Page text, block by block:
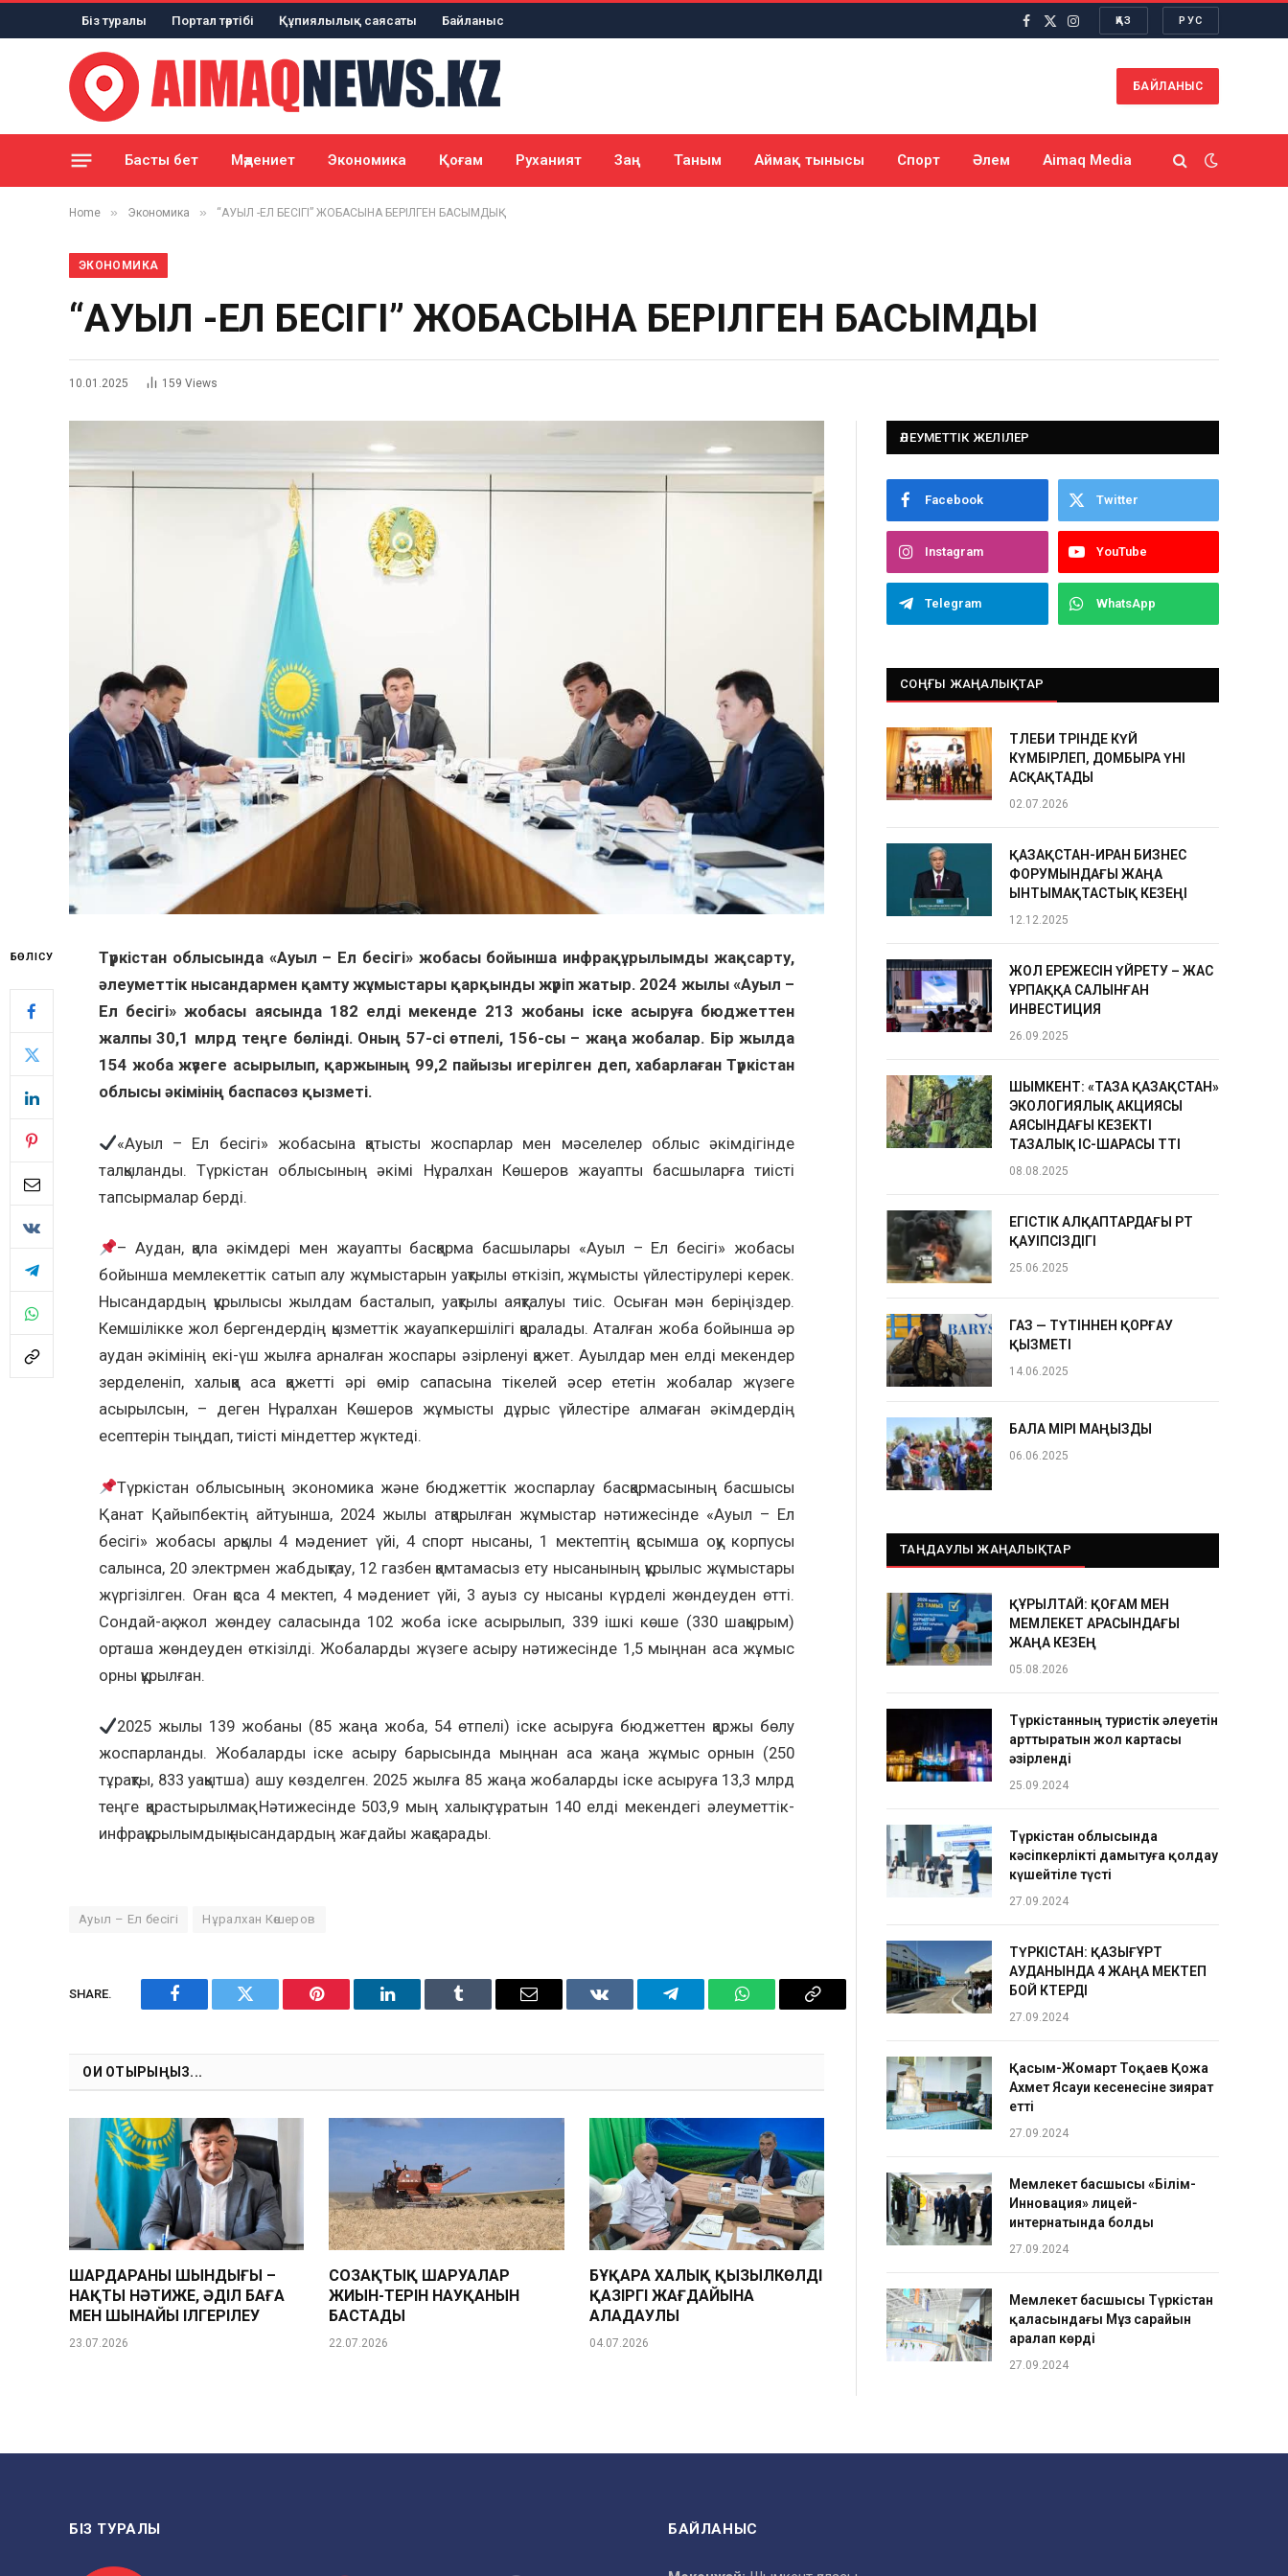
Біз туралы Портал тәртібі Құпиялылық саясаты Байланыс
Facebook
X
Instagram
ҚАЗ РУС
БАЙЛАНЫС
Басты бет Мәдениет Экономика Қоғам Руханият Заң Таным Аймақ тынысы Спорт Әлем Aimaq Media
Home » Экономика » “АУЫЛ -ЕЛ БЕСІГІ” ЖОБАСЫНА БЕРІЛГЕН БАСЫМДЫҚ
ЭКОНОМИКА
“АУЫЛ -ЕЛ БЕСІГІ” ЖОБАСЫНА БЕРІЛГЕН БАСЫМДЫҚ
10.01.2025 159 Views
БӨЛІСУ
Түркістан облысында «Ауыл – Ел бесігі» жобасы бойынша инфрақұрылымды жақсарту,
әлеуметтік нысандармен қамту жұмыстары қарқынды жүріп жатыр. 2024 жылы «Ауыл –
Ел бесігі» жобасы аясында 182 елді мекенде 213 жобаны іске асыруға бюджеттен
жалпы 30,1 млрд теңге бөлінді. Оның 57-сі өтпелі, 156-сы – жаңа жобалар. Бір жылда
154 жоба жүзеге асырылып, қаржының 99,2 пайызы игерілген деп, хабарлаған Түркістан
облысы әкімінің баспасөз қызметі.
«Ауыл – Ел бесігі» жобасына қатысты жоспарлар мен мәселелер облыс әкімдігінде
талқыланды. Түркістан облысының әкімі Нұралхан Көшеров жауапты басшыларға тиісті
тапсырмалар берді.
– Аудан, қала әкімдері мен жауапты басқарма басшылары «Ауыл – Ел бесігі» жобасы
бойынша мемлекеттік сатып алу жұмыстарын уақтылы өткізіп, жұмысты үйлестірулері керек.
Нысандардың құрылысы жылдам басталып, уақтылы аяқталуы тиіс. Осыған мән беріңіздер.
Кемшілікке жол бергендердің қызметтік жауапкершілігі қаралады. Аталған жоба бойынша әр
аудан әкімінің екі-үш жылға арналған жоспары әзірленуі қажет. Ауылдар мен елді мекендер
зерделеніп, халыққа аса қажетті әрі өмір сапасына тікелей әсер ететін жобалар жүзеге
асырылсын, – деген Нұралхан Көшеров жұмысты дұрыс үйлестіре алмаған әкімдердің
есептерін тыңдап, тиісті міндеттер жүктеді.
Түркістан облысының экономика және бюджеттік жоспарлау басқармасының басшысы
Қанат Қайыпбектің айтуынша, 2024 жылы атқарылған жұмыстар нәтижесінде «Ауыл – Ел
бесігі» жобасы арқылы 4 мәдениет үйі, 4 спорт нысаны, 1 мектептің қосымша оқу корпусы
салынса, 20 электрмен жабдықтау, 12 газбен қамтамасыз ету нысанының құрылыс жұмыстары
жүргізілген. Оған қоса 4 мектеп, 4 мәдениет үйі, 3 ауыз су нысаны күрделі жөндеуден өтті.
Сондай-ақ жол жөндеу саласында 102 жоба іске асырылып, 339 ішкі көше (330 шақырым)
орташа жөндеуден өткізілді. Жобаларды жүзеге асыру нәтижесінде 1,5 мыңнан аса жұмыс
орны құрылған.
2025 жылы 139 жобаны (85 жаңа жоба, 54 өтпелі) іске асыруға бюджеттен қаржы бөлу
жоспарланды. Жобаларды іске асыру барысында мыңнан аса жаңа жұмыс орнын (250
тұрақты, 833 уақытша) ашу көзделген. 2025 жылға 85 жаңа жобаларды іске асыруға 13,3 млрд
теңге қарастырылмақ. Нәтижесінде 503,9 мың халық тұратын 140 елді мекендегі әлеуметтік-
инфрақұрылымдық нысандардың жағдайы жақсарады.
Ауыл – Ел бесігі Нұралхан Көшеров
SHARE.
Facebook Twitter Pinterest LinkedIn Tumblr Email VKontakteTelegram WhatsAppCopy
ОҚИ ОТЫРЫҢЫЗ...
ШАРДАРАНЫҢ ШЫНДЫҒЫ –
НАҚТЫ НӘТИЖЕ, ӘДІЛ БАҒА
МЕН ШЫНАЙЫ ІЛГЕРІЛЕУ
23.07.2026
СОЗАҚТЫҚ ШАРУАЛАР
ЖИЫН-ТЕРІН НАУҚАНЫН
БАСТАДЫ
22.07.2026
БҰҚАРА ХАЛЫҚ ҚЫЗЫЛКӨЛДІҢ
ҚАЗІРГІ ЖАҒДАЙЫНА
АЛАҢДАУЛЫ
04.07.2026
ӘЛЕУМЕТТІК ЖЕЛІЛЕР
Facebook Twitter
Instagram YouTube
Telegram WhatsApp
СОҢҒЫ ЖАҢАЛЫҚТАР
ТӨЛЕБИ ТӨРІНДЕ КҮЙ
КҮМБІРЛЕП, ДОМБЫРА ҮНІ
АСҚАҚТАДЫ
02.07.2026
ҚАЗАҚСТАН-ИРАН БИЗНЕС
ФОРУМЫНДАҒЫ ЖАҢА
ЫНТЫМАҚТАСТЫҚ КЕЗЕҢІ
12.12.2025
ЖОЛ ЕРЕЖЕСІН ҮЙРЕТУ – ЖАС
ҰРПАҚҚА САЛЫНҒАН
ИНВЕСТИЦИЯ
26.09.2025
ШЫМКЕНТ: «ТАЗА ҚАЗАҚСТАН»
ЭКОЛОГИЯЛЫҚ АКЦИЯСЫ
АЯСЫНДАҒЫ КЕЗЕКТІ
ТАЗАЛЫҚ ІС-ШАРАСЫ ӨТТІ
08.08.2025
ЕГІСТІК АЛҚАПТАРДАҒЫ ӨРТ
ҚАУІПСІЗДІГІ
25.06.2025
ГАЗ — ТҮТІННЕН ҚОРҒАУ
ҚЫЗМЕТІ
14.06.2025
БАЛА ӨМІРІ МАҢЫЗДЫ
06.06.2025
ТАҢДАУЛЫ ЖАҢАЛЫҚТАР
ҚҰРЫЛТАЙ: ҚОҒАМ МЕН
МЕМЛЕКЕТ АРАСЫНДАҒЫ
ЖАҢА КЕЗЕҢ
05.08.2026
Түркістанның туристік әлеуетін
арттыратын жол картасы
әзірленді
25.09.2024
Түркістан облысында
кәсіпкерлікті дамытуға қолдау
күшейтіле түсті
27.09.2024
ТҮРКІСТАН: ҚАЗЫҒҰРТ
АУДАНЫНДА 4 ЖАҢА МЕКТЕП
БОЙ КӨТЕРДІ
27.09.2024
Қасым-Жомарт Тоқаев Қожа
Ахмет Ясауи кесенесіне зиярат
етті
27.09.2024
Мемлекет басшысы «Білім-
Инновация» лицей-
интернатында болды
27.09.2024
Мемлекет басшысы Түркістан
қаласындағы Мұз сарайын
аралап көрді
27.09.2024
БІЗ ТУРАЛЫ БАЙЛАНЫС